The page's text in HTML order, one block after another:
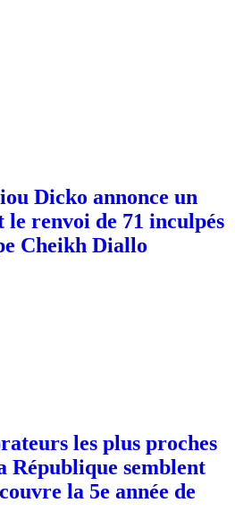
Dicko annonce un
renvoi de 71 inculpés
Cheikh Diallo
les plus proches
République semblent
la 5e année de